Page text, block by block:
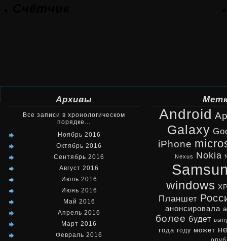
Архивы
Все записи в хронологическом
порядке...
Ноябрь 2016
Октябрь 2016
Сентябрь 2016
Август 2016
Июль 2016
Июнь 2016
Май 2016
Апрель 2016
Март 2016
Февраль 2016
Android
Galaxy
iPhone
Nexus Nokia
windows
Планшет
анонсировала
более будет
года году может